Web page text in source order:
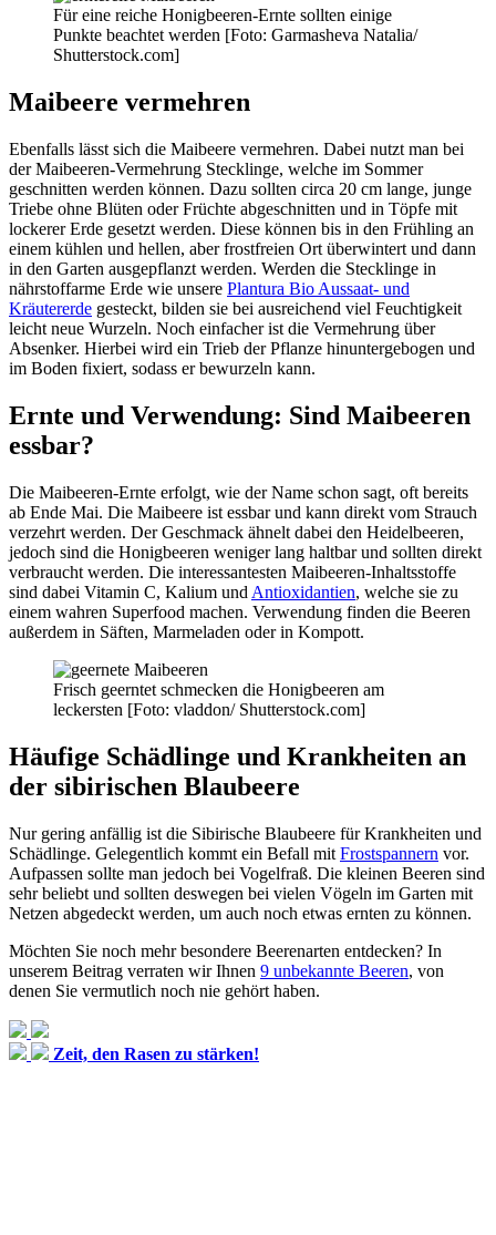
Für eine reiche Honigbeeren-Ernte sollten einige
Punkte beachtet werden [Foto: Garmasheva Natalia/
Shutterstock.com]
Maibeere vermehren
Ebenfalls lässt sich die Maibeere vermehren. Dabei nutzt man bei
der Maibeeren-Vermehrung Stecklinge, welche im Sommer
geschnitten werden können. Dazu sollten circa 20 cm lange, junge
Triebe ohne Blüten oder Früchte abgeschnitten und in Töpfe mit
lockerer Erde gesetzt werden. Diese können bis in den Frühling an
einem kühlen und hellen, aber frostfreien Ort überwintert und dann
in den Garten ausgepflanzt werden. Werden die Stecklinge in
nährstoffarme Erde wie unsere Plantura Bio Aussaat- und
Kräutererde gesteckt, bilden sie bei ausreichend viel Feuchtigkeit
leicht neue Wurzeln. Noch einfacher ist die Vermehrung über
Absenker. Hierbei wird ein Trieb der Pflanze hinuntergebogen und
im Boden fixiert, sodass er bewurzeln kann.
Ernte und Verwendung: Sind Maibeeren
essbar?
Die Maibeeren-Ernte erfolgt, wie der Name schon sagt, oft bereits
ab Ende Mai. Die Maibeere ist essbar und kann direkt vom Strauch
verzehrt werden. Der Geschmack ähnelt dabei den Heidelbeeren,
jedoch sind die Honigbeeren weniger lang haltbar und sollten direkt
verbraucht werden. Die interessantesten Maibeeren-Inhaltsstoffe
sind dabei Vitamin C, Kalium und Antioxidantien, welche sie zu
einem wahren Superfood machen. Verwendung finden die Beeren
außerdem in Säften, Marmeladen oder in Kompott.
Frisch geerntet schmecken die Honigbeeren am
leckersten [Foto: vladdon/ Shutterstock.com]
Häufige Schädlinge und Krankheiten an
der sibirischen Blaubeere
Nur gering anfällig ist die Sibirische Blaubeere für Krankheiten und
Schädlinge. Gelegentlich kommt ein Befall mit Frostspannern vor.
Aufpassen sollte man jedoch bei Vogelfraß. Die kleinen Beeren sind
sehr beliebt und sollten deswegen bei vielen Vögeln im Garten mit
Netzen abgedeckt werden, um auch noch etwas ernten zu können.
Möchten Sie noch mehr besondere Beerenarten entdecken? In
unserem Beitrag verraten wir Ihnen 9 unbekannte Beeren, von
denen Sie vermutlich noch nie gehört haben.
Zeit, den Rasen zu stärken!